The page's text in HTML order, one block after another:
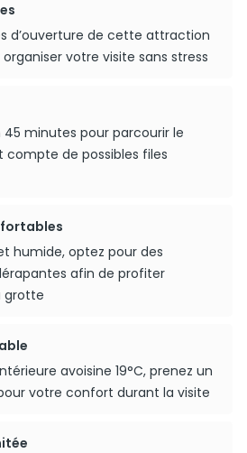
d’ouverture de cette attraction
votre visite sans stress
45 minutes pour parcourir le
compte de possibles files
humide, optez pour des
afin de profiter
grotte
avoisine 19°C, prenez un
votre confort durant la visite